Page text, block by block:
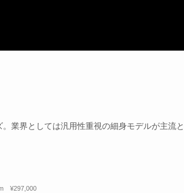
業界としては汎用性重視の細身モデルが主流
¥297,000